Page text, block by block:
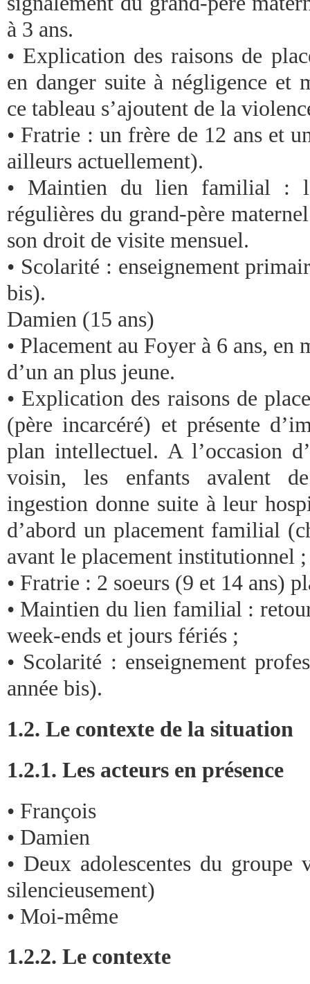
à 3 ans.
• Explication des raisons de
en danger suite à négligence et
ce tableau s’ajoutent de la
• Fratrie : un frère de 12 ans et
ailleurs actuellement).
• Maintien du lien familial :
régulières du grand-père
son droit de visite mensuel.
• Scolarité : enseignement
bis).
Damien (15 ans)
• Placement au Foyer à 6 ans, en
d’un an plus jeune.
• Explication des raisons de
(père incarcéré) et présente
plan intellectuel. A l’occasion
voisin, les enfants avalent
ingestion donne suite à leur
d’abord un placement familial
avant le placement institutionnel ;
• Fratrie : 2 soeurs (9 et 14 ans)
• Maintien du lien familial :
week-ends et jours fériés ;
• Scolarité : enseignement
année bis).
1.2. Le contexte de la situation
1.2.1. Les acteurs en présence
• François
• Damien
• Deux adolescentes du groupe
silencieusement)
• Moi-même
1.2.2. Le contexte